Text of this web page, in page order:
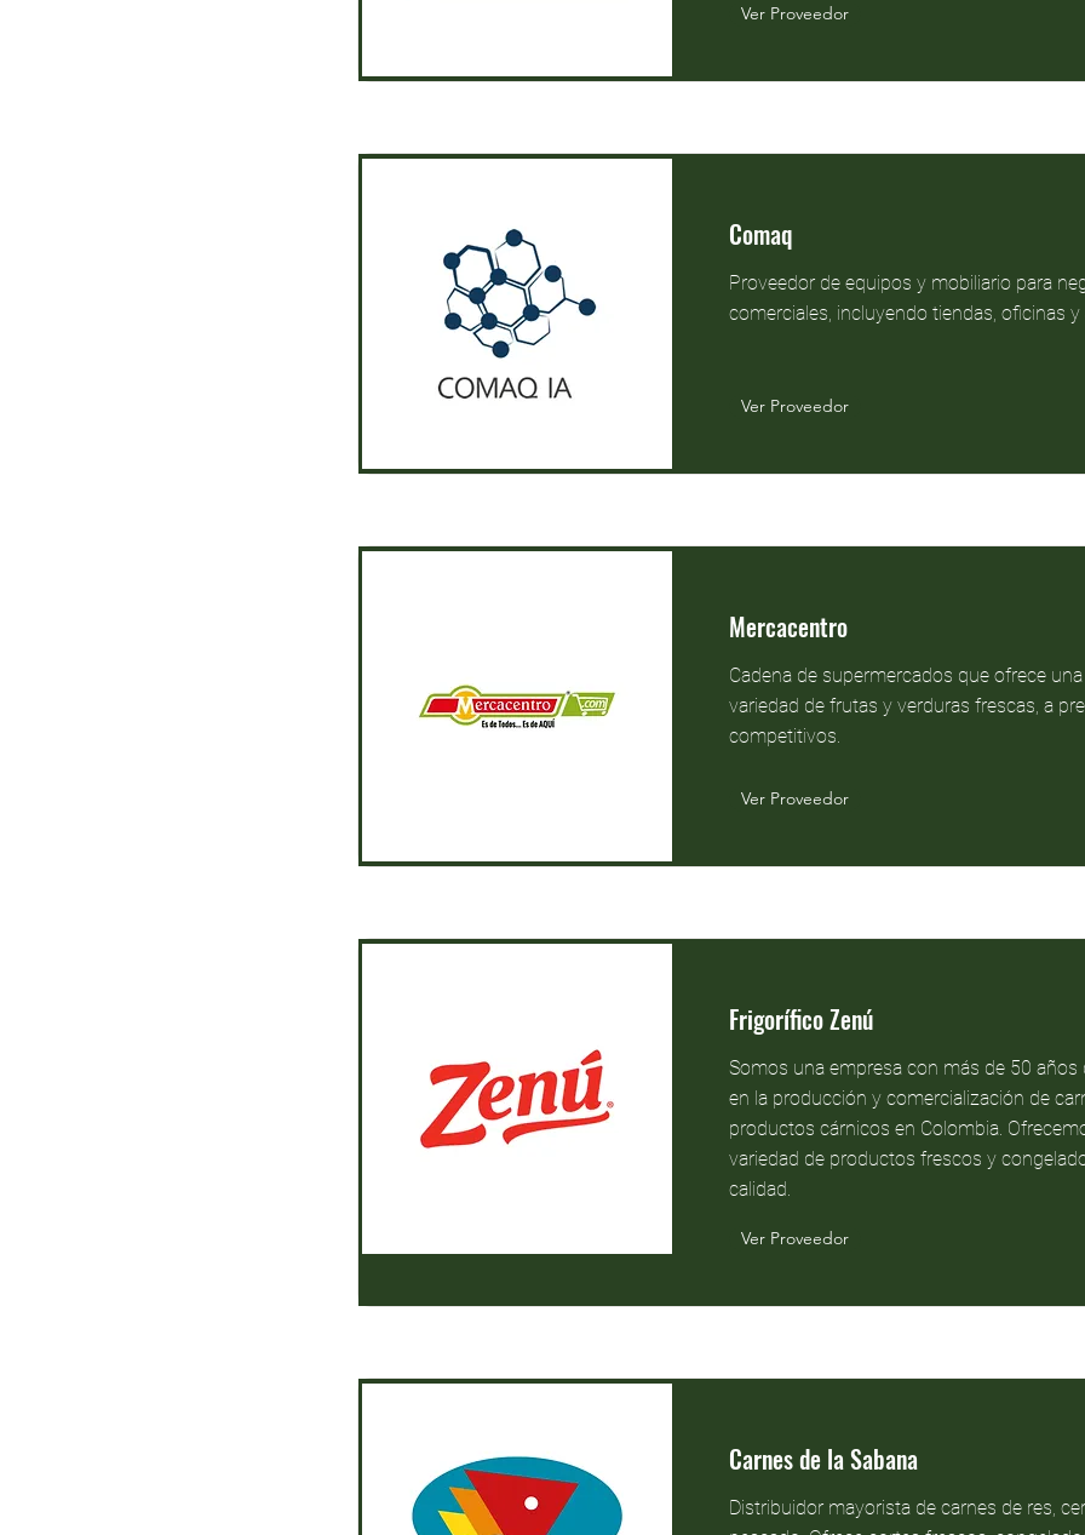
Ver Proveedor
Comaq
Proveedor de equipos y mobiliario para
comerciales, incluyendo tiendas, oficinas y
Ver Proveedor
Mercacentro
Cadena de supermercados que ofrece
variedad de frutas y verduras frescas, a
competitivos.
Ver Proveedor
Frigorífico Zenú
Somos una empresa con más de 50 años
en la producción y comercialización de
productos cárnicos en Colombia.
variedad de productos frescos y
calidad.
Ver Proveedor
Carnes de la Sabana
Distribuidor mayorista de carnes de res,